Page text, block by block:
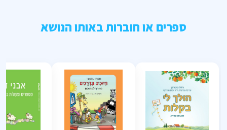
ספרים או חוברות באותו הנושא